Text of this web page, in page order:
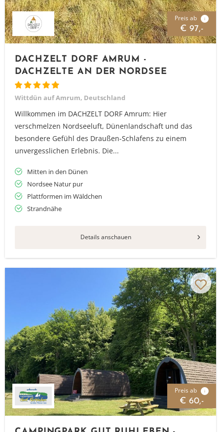
Preis ab i
€ 97,-
DACHZELT DORF AMRUM -
DACHZELTE AN DER NORDSEE
Wittdün auf Amrum, Deutschland
Willkommen im DACHZELT DORF Amrum: Hier
verschmelzen Nordseeluft, Dünenlandschaft und das
besondere Gefühl des Draußen-Schlafens zu einem
unvergesslichen Erlebnis. Die...
Mitten in den Dünen
Nordsee Natur pur
Plattformen im Wäldchen
Strandnähe
Details anschauen
Preis ab i
€ 60,-